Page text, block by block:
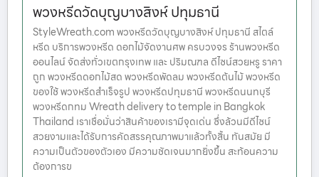
พวงหรีดวัดบุญบางสิงห์ ปทุมธานี
StyleWreath.com พวงหรีดวัดบุญบางสิงห์ ปทุมธานี สไตล์
หรีด บริการพวงหรีด ดอกไม้จัดงานศพ ครบวงจร ร้านพวงหรีด
ออนไลน์ จัดส่งทั่วเขตกรุงเทพ และ ปริมณฑล ดีไซน์สวยหรู ราคา
ถูก พวงหรีดดอกไม้สด พวงหรีดพัดลม พวงหรีดต้นไม้ พวงหรีด
ของใช้ พวงหรีดสำเร็จรูป พวงหรีดปทุมธานี พวงหรีดนนทบุรี
พวงหรีดกทม Wreath delivery to temple in Bangkok
Thailand เราเชื่อมั่นว่าสินค้าของเรามีจุดเด่น ซึ่งล้วนมีดีไซน์
สวยงามและได้รับการคัดสรรคุณภาพมาแล้วทั้งสิ้น ทันสมัย มี
ความเป็นตัวของตัวเอง มีความชัดเจนมากยิ่งขึ้น สะท้อนความ
ต้องการข